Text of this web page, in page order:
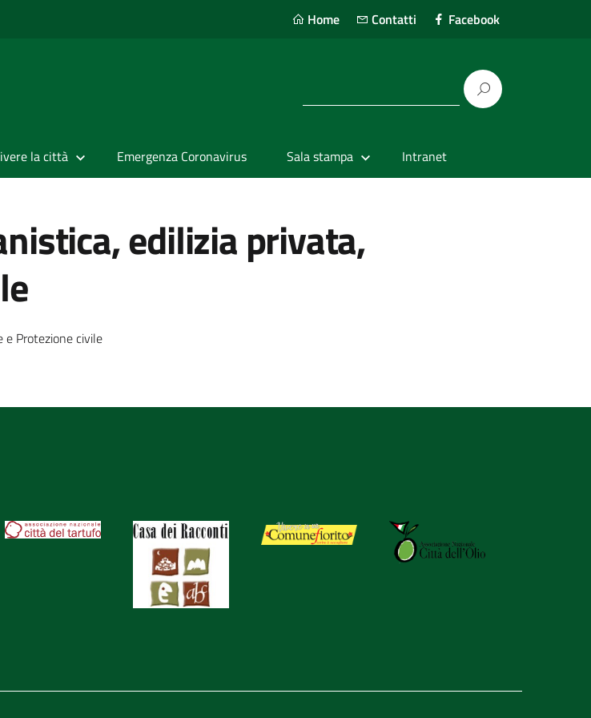
Home Contatti Facebook
la città Emergenza Coronavirus Sala stampa Intranet
edilizia privata,
e Protezione civile